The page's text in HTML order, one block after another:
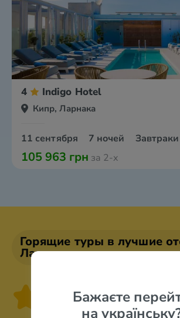
Бажаєте
на
4 Indigo Hotel
Кипр, Ларнака
11 сентября 7 ночей
105 963 грн за 2-х
Горящие туры в лучшие
Ларнаки
5